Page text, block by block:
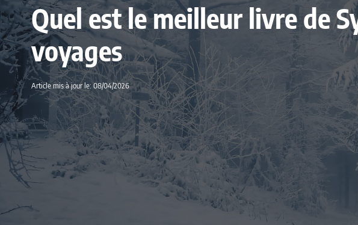
Quel est le meilleur livre de
voyages
Article mis à jour le: 08/04/2026